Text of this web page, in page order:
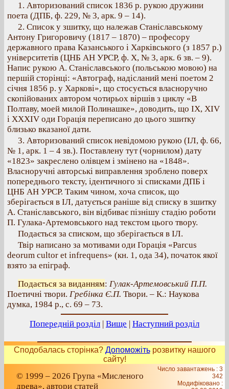
1. Авторизований список 1836 р. рукою дружини
поета (ДПБ, ф. 229, № 3, арк. 9 – 14).
2. Список у зшитку, що належав Станіславському
Антону Григоровичу (1817 – 1870) – професору
державного права Казанського і Харківського (з 1857 р.)
університетів (ЦНБ АН УРСР, ф. X, № 3, арк. 6 зв. – 9).
Напис рукою А. Станіславського (польською мовою) на
першій сторінці: «Автограф, надісланий мені поетом 2
січня 1856 р. у Харкові», що стосується власноручно
скопійованих автором чотирьох віршів з циклу «В
Полтаву, моей милой Полинашке», доводить, що IX, XIV
і XXXIV оди Горація переписано до цього зшитку
близько вказаної дати.
3. Авторизований список невідомою рукою (ІЛ, ф. 66,
№ 1, арк. 1 – 4 зв.). Поставлену тут (чорнилом) дату
«1823» закреслено олівцем і змінено на «1848».
Власноручні авторські виправлення зроблено поверх
попереднього тексту, ідентичного зі списками ДПБ і
ЦНБ АН УРСР. Таким чином, хоча список, що
зберігається в ІЛ, датується раніше від списку в зшитку
А. Станіславського, він відбиває пізнішу стадію роботи
П. Гулака-Артемовського над текстом цього твору.
Подається за списком, що зберігається в ІЛ.
Твір написано за мотивами оди Горація «Parcus
deorum cultor et infrequens» (кн. 1, ода 34), початок якої
взято за епіграф.
Подається за виданням: Гулак-Артемовський П.П.
Поетичні твори. Гребінка Є.П. Твори. – К.: Наукова
думка, 1984 р., с. 69 – 73.
Попередній розділ | Вище | Наступний розділ
Сподобалась сторінка? Допоможітьрозвитку нашого
сайту!
© 1999 – 2026 Група «Мисленого
древа», автори статей
Число завантажень : 3
342
Модифіковано :